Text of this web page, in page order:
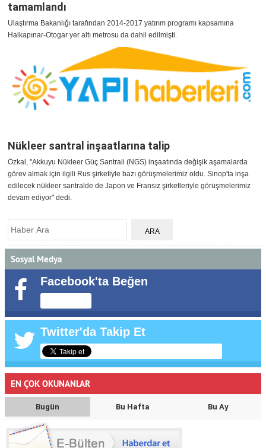
tamamlandı
Ulaştırma Bakanlığı tarafından 2014-2017 yatırım programı kapsamına
Halkapınar-Otogar yer altı metrosu da dahil edilmişti.
Nükleer santral inşaatlarına talip
Özkal, "Akkuyu Nükleer Güç Santrali (NGS) inşaatında değişik aşamalarda
görev almak için ilgili Rus şirketiyle bazı görüşmelerimiz oldu. Sinop'ta inşa
edilecek nükleer santralde de Japon ve Fransız şirketleriyle görüşmelerimiz
devam ediyor" dedi.
Sosyal Medya
Facebook'ta Beğen
Twitter'da Takip Et
EN ÇOK OKUNANLAR
Bugün Bu Hafta Bu Ay